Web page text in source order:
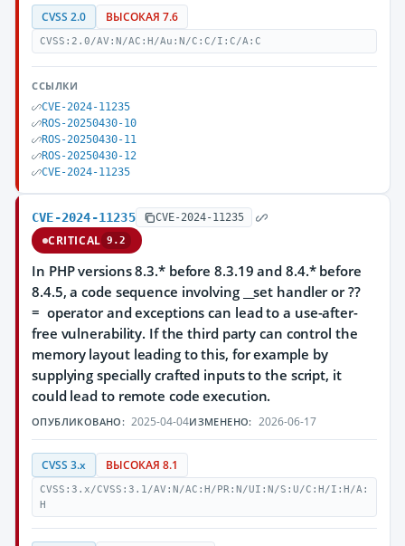
CVSS 2.0 ВЫСОКАЯ 7.6
CVSS:2.0/AV:N/AC:H/Au:N/C:C/I:C/A:C
ССЫЛКИ
CVE-2024-11235
ROS-20250430-10
ROS-20250430-11
ROS-20250430-12
CVE-2024-11235
CVE-2024-11235 CVE-2024-11235
CRITICAL 9.2
In PHP versions 8.3.* before 8.3.19 and 8.4.* before
8.4.5, a code sequence involving __set handler or ??
= operator and exceptions can lead to a use-after-
free vulnerability. If the third party can control the
memory layout leading to this, for example by
supplying specially crafted inputs to the script, it
could lead to remote code execution.
ОПУБЛИКОВАНО: 2025-04-04ИЗМЕНЕНО: 2026-06-17
CVSS 3.x ВЫСОКАЯ 8.1
CVSS:3.x/CVSS:3.1/AV:N/AC:H/PR:N/UI:N/S:U/C:H/I:H/A:
H